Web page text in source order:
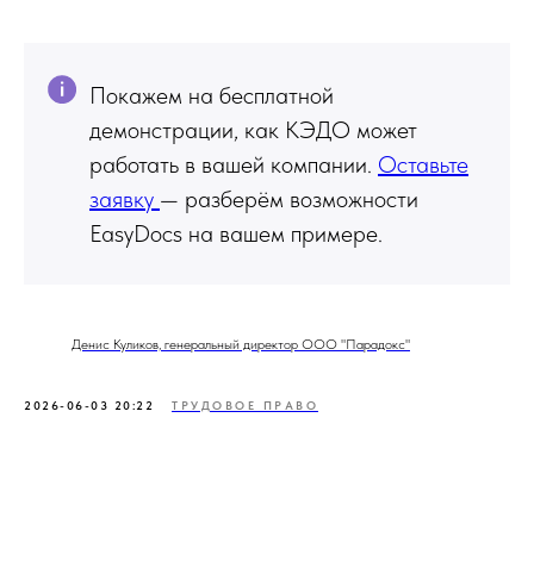
Покажем на бесплатной
демонстрации, как КЭДО может
работать в вашей компании. Оставьте
заявку — разберём возможности
EasyDocs на вашем примере.
Денис Куликов, генеральный директор ООО "Парадокс"
2026-06-03 20:22 ТРУДОВОЕ ПРАВО